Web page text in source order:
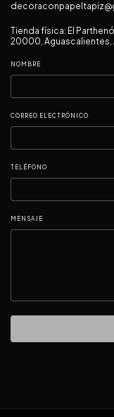
Tienda física: El
20000, Aguascalientes,
NOMBRE
CORREO ELECTRÓNICO
TELÉFONO
MENSAJE